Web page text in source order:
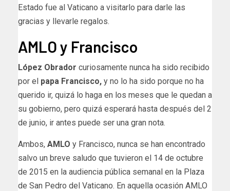
Estado fue al Vaticano a visitarlo para darle las
gracias y llevarle regalos.
AMLO y Francisco
López Obrador curiosamente nunca ha sido recibido
por el papa Francisco, y no lo ha sido porque no ha
querido ir, quizá lo haga en los meses que le quedan a
su gobierno, pero quizá esperará hasta después del 2
de junio, ir antes puede ser una gran nota.
Ambos, AMLO y Francisco, nunca se han encontrado
salvo un breve saludo que tuvieron el 14 de octubre
de 2015 en la audiencia pública semanal en la Plaza
de San Pedro del Vaticano. En aquella ocasión AMLO